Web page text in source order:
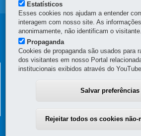
Navegação
principal
SUPERINTENDÊNCIA
DESENVOLVIMENTO
Rua Jacy Loureiro de Campos, s/n - 4º
Estatísticos
Esses cookies nos ajudam a entender
interagem com nosso site. As
anonimamente, não identificam o visitante.
Propaganda
Cookies de propaganda são usados para
dos visitantes em nosso Portal
institucionais exibidos através do
Salvar preferências
Rejeitar todos os cookies não-